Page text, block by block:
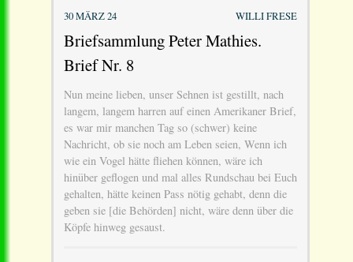
30 MÄRZ 24 WILLI FRESE
Briefsammlung Peter Mathies.
Brief Nr. 8
Nun meine lieben, unser Sehnen ist gestillt, nach
langem, langem harren auf einen Amerikaner Brief,
es war mir manchen Tag so (schwer) keine
Nachricht, ob sie noch am Leben seien, Wenn ich
wie ein Vogel hätte fliehen können, wäre ich
hinüber geflogen und mal alles Rundschau bei Euch
gehalten, hätte keinen Pass nötig gehabt, denn die
geben sie [die Behörden] nicht, wäre denn über die
Köpfe hinweg gesaust.